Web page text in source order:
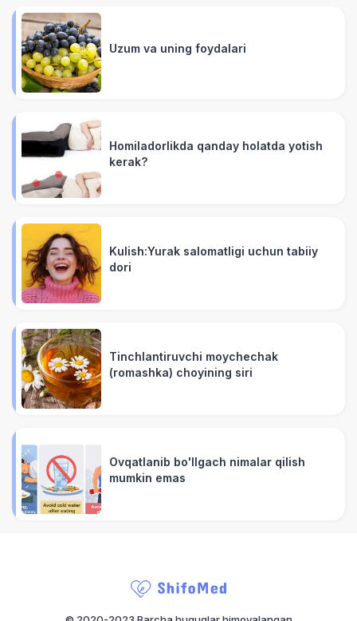
Uzum va uning foydalari
Homiladorlikda qanday holatda yotish
kerak?
Kulish:Yurak salomatligi uchun tabiiy
dori
Tinchlantiruvchi moychechak
(romashka) choyining siri
Ovqatlanib bo'llgach nimalar qilish
mumkin emas